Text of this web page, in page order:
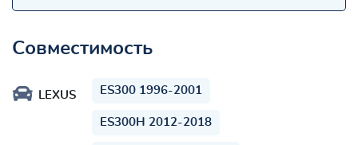
Совместимость
LEXUS ES300 1996-2001
ES300H 2012-2018